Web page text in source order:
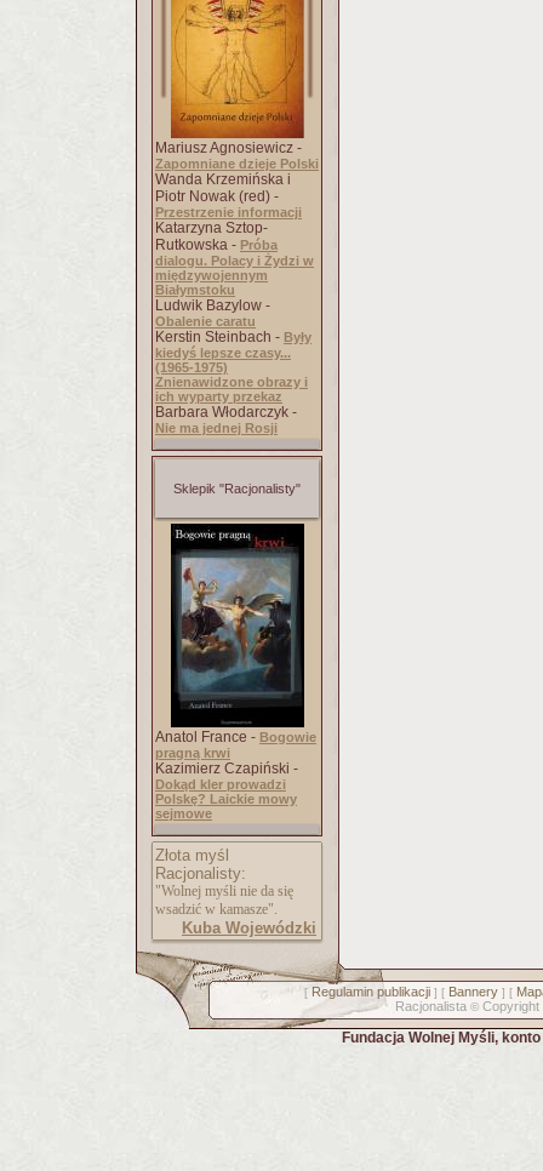
Mariusz Agnosiewicz -
Zapomniane dzieje Polski
Wanda Krzemińska i
Piotr Nowak (red) -
Przestrzenie informacji
Katarzyna Sztop-
Rutkowska - Próba
dialogu. Polacy i Żydzi w
międzywojennym
Białymstoku
Ludwik Bazylow -
Obalenie caratu
Kerstin Steinbach - Były
kiedyś lepsze czasy...
(1965-1975)
Znienawidzone obrazy i
ich wyparty przekaz
Barbara Włodarczyk -
Nie ma jednej Rosji
Sklepik "Racjonalisty"
Anatol France - Bogowie
pragną krwi
Kazimierz Czapiński -
Dokąd kler prowadzi
Polskę? Laickie mowy
sejmowe
Złota myśl
Racjonalisty:
"Wolnej myśli nie da się
wsadzić w kamasze".
Kuba Wojewódzki
[ Regulamin publikacji] [ Bannery] [
Racjonalista © Copyright
Fundacja Wolnej Myśli,